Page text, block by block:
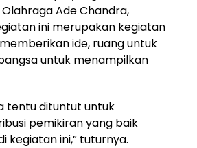
Ade Chandra,
ini merupakan kegiatan
ide, ruang untuk
untuk menampilkan
tentu dituntut untuk
pemikiran yang baik
kegiatan ini,” tuturnya.